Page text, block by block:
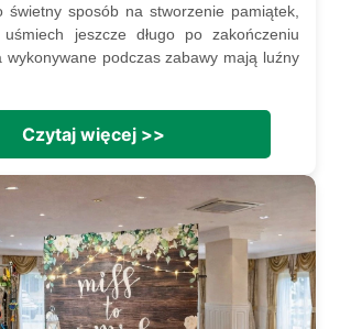
świetny sposób na stworzenie pamiątek,
uśmiech jeszcze długo po zakończeniu
wykonywane podczas zabawy mają luźny
Czytaj więcej >>